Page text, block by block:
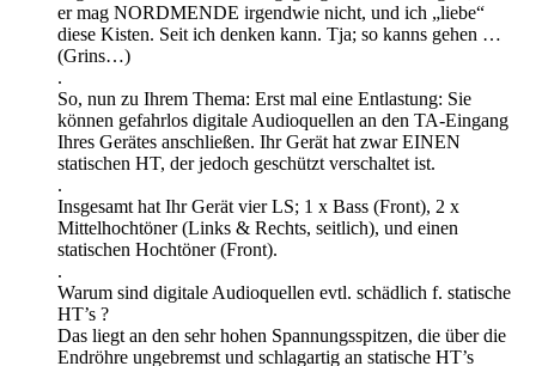
er mag NORDMENDE irgendwie nicht, und ich „liebe“
diese Kisten. Seit ich denken kann. Tja; so kanns gehen …
(Grins…)
.
So, nun zu Ihrem Thema: Erst mal eine Entlastung: Sie
können gefahrlos digitale Audioquellen an den TA-Eingang
Ihres Gerätes anschließen. Ihr Gerät hat zwar EINEN
statischen HT, der jedoch geschützt verschaltet ist.
.
Insgesamt hat Ihr Gerät vier LS; 1 x Bass (Front), 2 x
Mittelhochtöner (Links & Rechts, seitlich), und einen
statischen Hochtöner (Front).
.
Warum sind digitale Audioquellen evtl. schädlich f. statische
HT’s ?
Das liegt an den sehr hohen Spannungsspitzen, die über die
Endröhre ungebremst und schlagartig an statische HT’s